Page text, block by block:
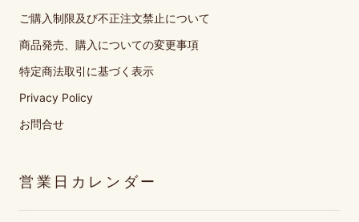
ご購入制限及び不正注文禁止について
商品発売、購入についての変更事項
特定商法取引に基づく表示
Privacy Policy
お問合せ
営業日カレンダー